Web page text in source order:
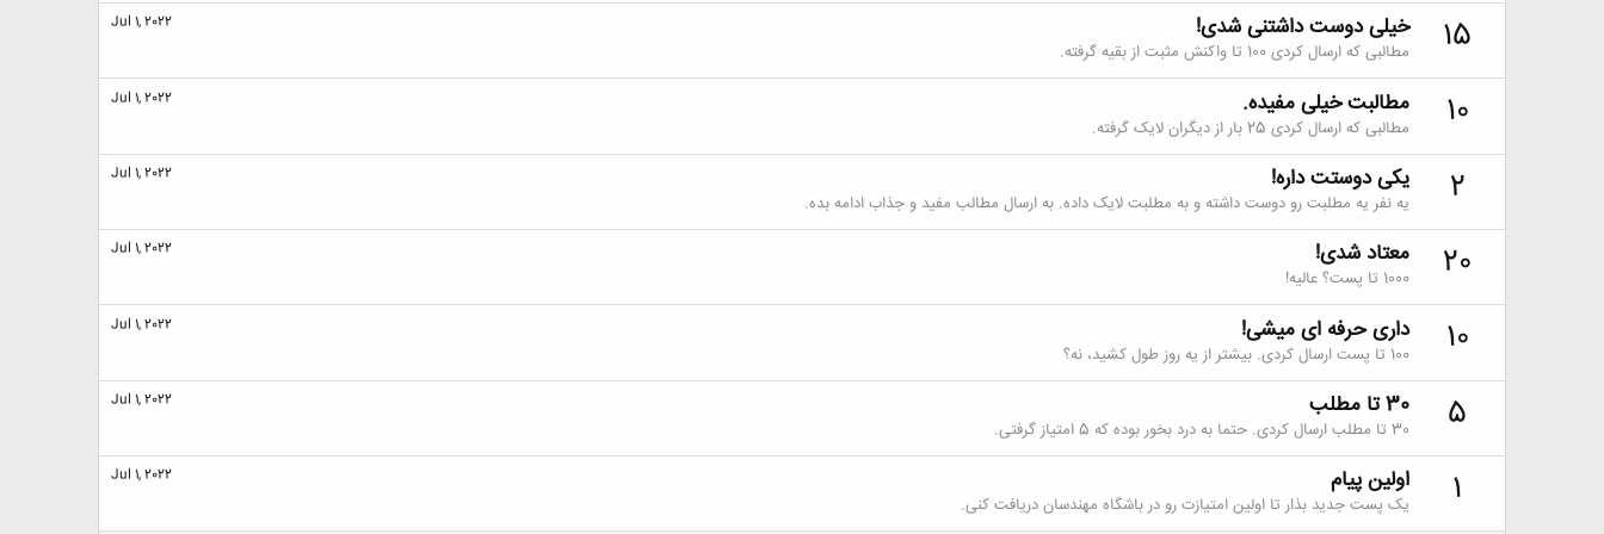
15
Jul 1, 2022 خیلی دوست داشتنی شدی!
مطالبی که ارسال کردی 100 تا واکنش مثبت از بقیه گرفته.
10
Jul 1, 2022 مطالبت خیلی مفیده.
مطالبی که ارسال کردی 25 بار از دیگران لایک گرفته.
2
Jul 1, 2022 یکی دوستت داره!
یه نفر یه مطلبت رو دوست داشته و به مطلبت لایک داده. به ارسال مطالب مفید و جذاب ادامه بده.
20
Jul 1, 2022 معتاد شدی!
1000 تا پست؟ عالیه!
10
Jul 1, 2022 داری حرفه ای میشی!
100 تا پست ارسال کردی. بیشتر از یه روز طول کشید، نه؟
5
Jul 1, 2022 30 تا مطلب
30 تا مطلب ارسال کردی. حتما به درد بخور بوده که 5 امتیاز گرفتی.
1
Jul 1, 2022 اولین پیام
یک پست جدید بذار تا اولین امتیازت رو در باشگاه مهندسان دریافت کنی.